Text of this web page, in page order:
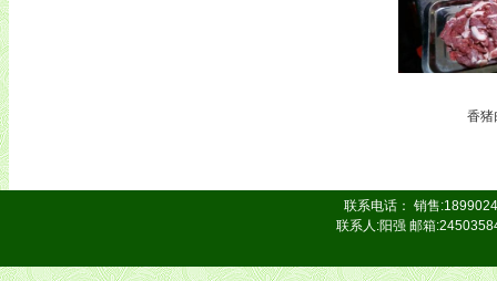
香猪
联系电话： 销售
联系人:阳强 邮箱